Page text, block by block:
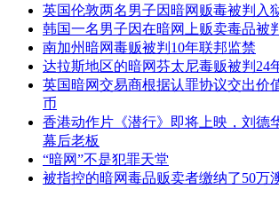
英国伦敦两名男子因暗网贩毒被判入
韩国一名男子因在暗网上贩卖毒品被
南加州暗网毒贩被判10年联邦监禁
达拉斯地区的暗网芬太尼毒贩被判24
英国暗网交易商根据认罪协议交出价
币
香港动作片《潜行》即将上映，刘德
幕后老板
“暗网”不是犯罪天堂
被指控的暗网毒品贩卖者缴纳了50万